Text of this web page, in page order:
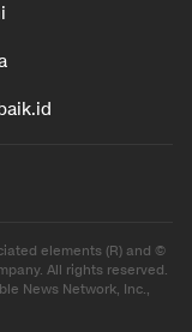
elements (R) and ©
All rights reserved.
News Network, Inc.,